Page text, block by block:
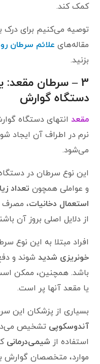
کمک کند.
توصیه می‌کنیم برای درک
مقاله‌های علائم سرطان
بزنید.
3 – سرطان مقعد:
دستگاه گوارش
مقعد انتهای دستگاه
نرم در اطراف آن ایجاد
می‌شود.
این نوع سرطان در
و عواملی همچون تعداد
استعمال دخانیات، مصرف
از دلایل اصلی بروز آن
افراد مبتلا به این نوع
خونریزی شدید شوند و
باشد. همچنین، ممکن
یا مقعد آنها پر است.
بسیاری از پزشکان این
آندوسکوپی تشخیص
استفاده از شیمی‌درمانی
موارد، متخصصان گوارش